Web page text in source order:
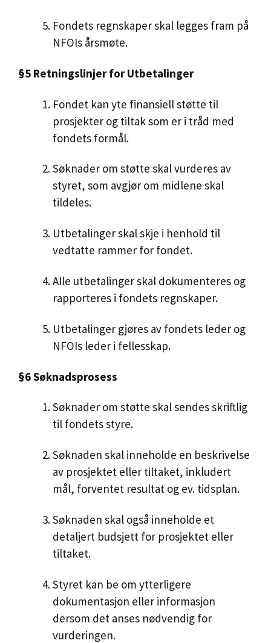
Fondets regnskaper skal legges fram på
NFOIs årsmøte.
§5 Retningslinjer for Utbetalinger
Fondet kan yte finansiell støtte til
prosjekter og tiltak som er i tråd med
fondets formål.
Søknader om støtte skal vurderes av
styret, som avgjør om midlene skal
tildeles.
Utbetalinger skal skje i henhold til
vedtatte rammer for fondet.
Alle utbetalinger skal dokumenteres og
rapporteres i fondets regnskaper.
Utbetalinger gjøres av fondets leder og
NFOIs leder i fellesskap.
§6 Søknadsprosess
Søknader om støtte skal sendes skriftlig
til fondets styre.
Søknaden skal inneholde en beskrivelse
av prosjektet eller tiltaket, inkludert
mål, forventet resultat og ev. tidsplan.
Søknaden skal også inneholde et
detaljert budsjett for prosjektet eller
tiltaket.
Styret kan be om ytterligere
dokumentasjon eller informasjon
dersom det anses nødvendig for
vurderingen.